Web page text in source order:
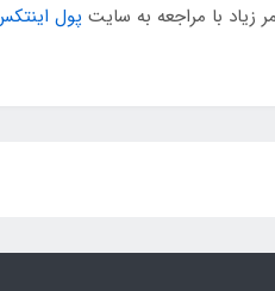
زیاد با مراجعه به سایت پول